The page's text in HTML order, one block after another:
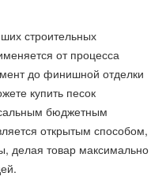
строительных
от процесса
до финишной отделки
купить песок
бюджетным
открытым способом,
делая товар максимально